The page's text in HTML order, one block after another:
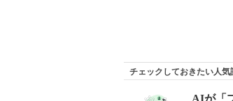
チェックしておきたい人気